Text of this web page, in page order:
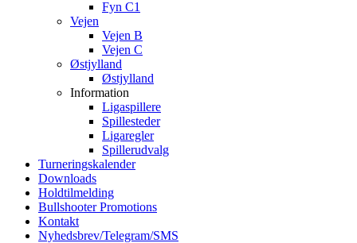
Fyn C1
Vejen
Vejen B
Vejen C
Østjylland
Østjylland
Information
Ligaspillere
Spillesteder
Ligaregler
Spillerudvalg
Turneringskalender
Downloads
Holdtilmelding
Bullshooter Promotions
Kontakt
Nyhedsbrev/Telegram/SMS